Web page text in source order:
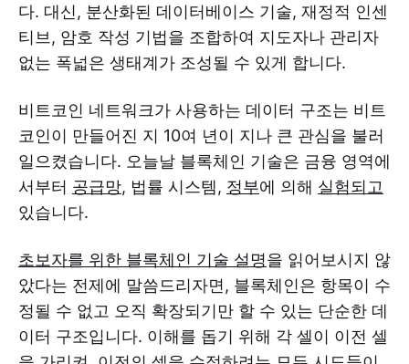
다. 대신, 분산화된 데이터베이스 기술, 재정적 인센
티브, 암호 작성 기법을 조합하여 지도자나 관리자
없는 폭넓은 생태계가 조성될 수 있게 합니다.
비트코인 네트워크가 사용하는 데이터 구조는 비트
코인이 만들어진 지 10여 년이 지나 큰 관심을 불러
일으켰습니다. 오늘날 블록체인 기술은 금융 영역에
서부터 공급망, 법률 시스템, 정부에 의해 실험되고
있습니다.
초보자를 위한 블록체인 기술 설명을 읽어보시지 않
았다는 전제에 말씀드리자면, 블록체인은 항목이 수
정될 수 없고 오직 확장되기만 할 수 있는 단순한 데
이터 구조입니다. 이해를 돕기 위해 각 셀이 이전 셀